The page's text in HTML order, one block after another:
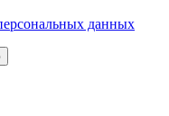
данных